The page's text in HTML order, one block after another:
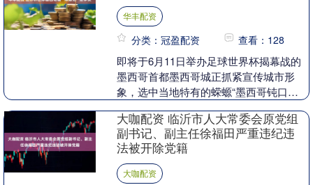
华丰配资
分类：冠盈配资 查看：128
即将于6月11日举办足球世界杯揭幕战的
墨西哥首都墨西哥城正抓紧宣传城市形
象，选中当地特有的蝾螈“墨西哥钝口
然而，这种被称为“....
大咖配资 临沂市人大常委会原党组
副书记、副主任徐福田严重违纪违
法被开除党籍
大咖配资